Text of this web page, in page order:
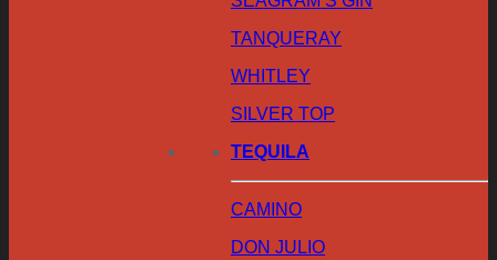
TANQUERAY
WHITLEY
SILVER TOP
TEQUILA
CAMINO
DON JULIO